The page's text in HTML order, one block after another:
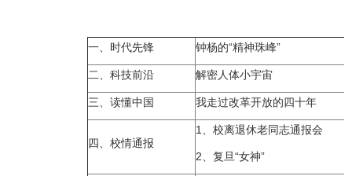
一、时代先锋 钟杨的“精神珠峰”
二、科技前沿 解密人体小宇宙
三、读懂中国 我走过改革开放的四十年
四、校情通报
1、校离退休老同志通报会
2、复旦“女神”